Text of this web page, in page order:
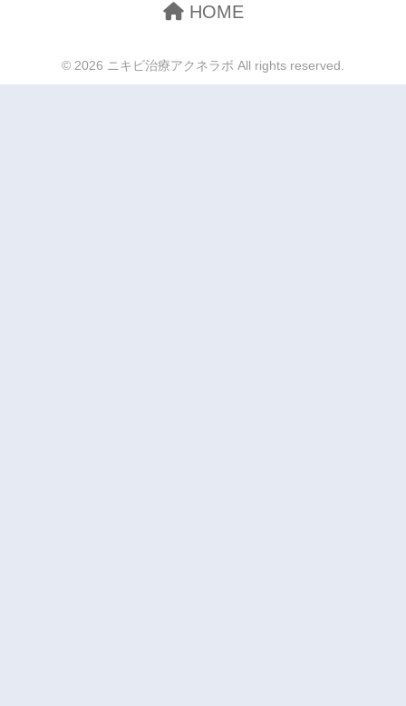
HOME
© 2026 ニキビ治療アクネラボ All rights reserved.